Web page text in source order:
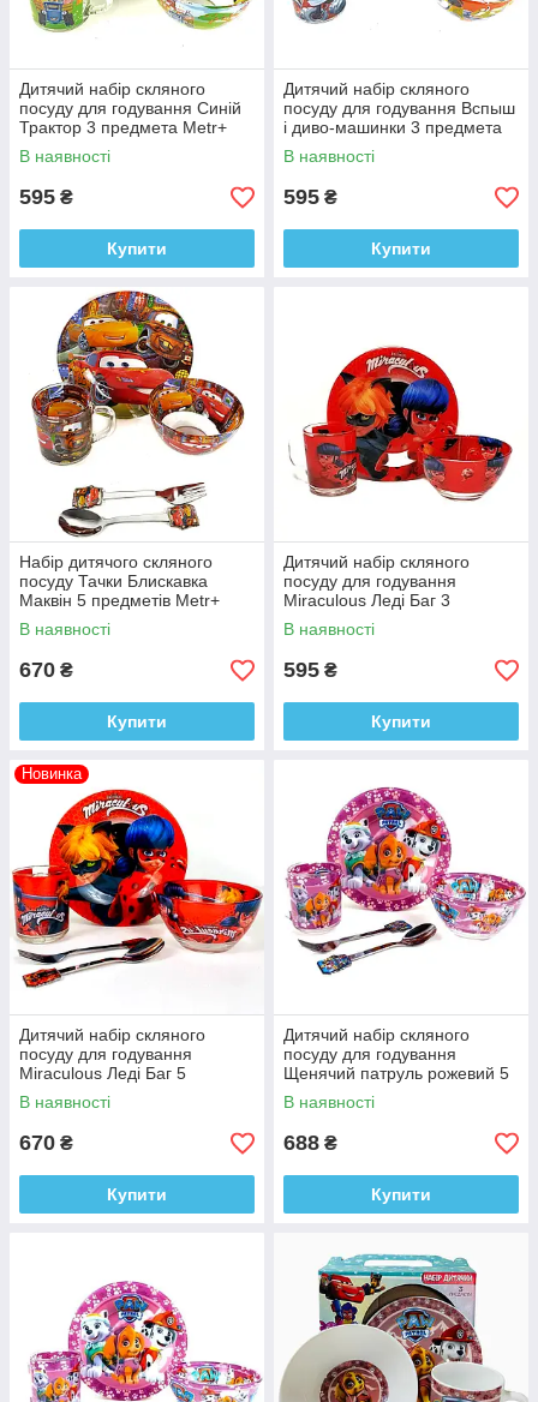
Дитячий набір скляного
посуду для годування Синій
Трактор 3 предмета Metr+
В наявності
595 ₴
Купити
Дитячий набір скляного
посуду для годування Вспыш
і диво-машинки 3 предмета
Metr+
В наявності
595 ₴
Купити
Набір дитячого скляного
посуду Тачки Блискавка
Маквін 5 предметів Metr+
(ММ2140)
В наявності
670 ₴
Купити
Дитячий набір скляного
посуду для годування
Miraculous Леді Баг 3
предмети Metr+
В наявності
595 ₴
Купити
Новинка
Дитячий набір скляного
посуду для годування
Miraculous Леді Баг 5
предметів Metr+
В наявності
670 ₴
Купити
Дитячий набір скляного
посуду для годування
Щенячий патруль рожевий 5
предметів Metr+
В наявності
688 ₴
Купити